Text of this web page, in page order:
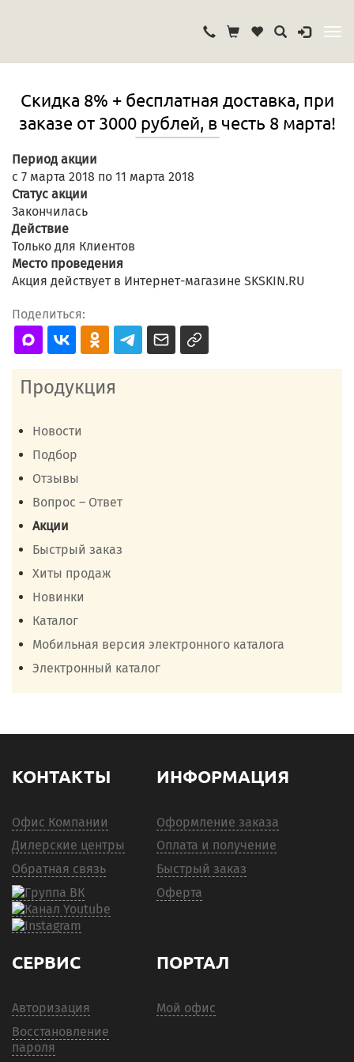
Скидка 8% + бесплатная доставка, при
заказе от 3000 рублей, в честь 8 марта!
Период акции
с 7 марта 2018 по 11 марта 2018
Статус акции
Закончилась
Действие
Только для Клиентов
Место проведения
Акция действует в Интернет-магазине SKSKIN.RU
Поделиться:
Продукция
Новости
Подбор
Отзывы
Вопрос – Ответ
Акции
Быстрый заказ
Хиты продаж
Новинки
Каталог
Мобильная версия электронного каталога
Электронный каталог
КОНТАКТЫ
Офис Компании
Дилерские центры
Обратная связь
ИНФОРМАЦИЯ
Оформление заказа
Оплата и получение
Быстрый заказ
Оферта
СЕРВИС
Авторизация
Восстановление
пароля
ПОРТАЛ
Мой офис